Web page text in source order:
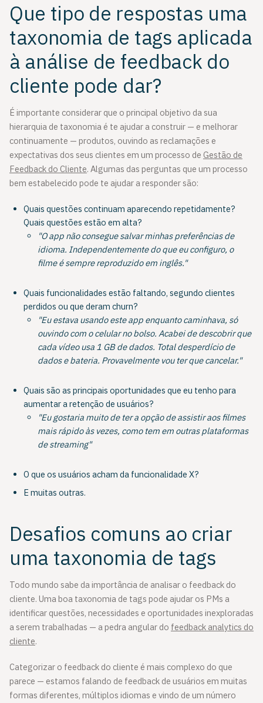
Que tipo de respostas uma
taxonomia de tags aplicada
à análise de feedback do
cliente pode dar?
É importante considerar que o principal objetivo da sua
hierarquia de taxonomia é te ajudar a construir — e melhorar
continuamente — produtos, ouvindo as reclamações e
expectativas dos seus clientes em um processo de Gestão de
Feedback do Cliente. Algumas das perguntas que um processo
bem estabelecido pode te ajudar a responder são:
Quais questões continuam aparecendo repetidamente?
Quais questões estão em alta?
"O app não consegue salvar minhas preferências de
idioma. Independentemente do que eu configuro, o
filme é sempre reproduzido em inglês."
Quais funcionalidades estão faltando, segundo clientes
perdidos ou que deram churn?
"Eu estava usando este app enquanto caminhava, só
ouvindo com o celular no bolso. Acabei de descobrir que
cada vídeo usa 1 GB de dados. Total desperdício de
dados e bateria. Provavelmente vou ter que cancelar."
Quais são as principais oportunidades que eu tenho para
aumentar a retenção de usuários?
"Eu gostaria muito de ter a opção de assistir aos filmes
mais rápido às vezes, como tem em outras plataformas
de streaming"
O que os usuários acham da funcionalidade X?
E muitas outras.
Desafios comuns ao criar
uma taxonomia de tags
Todo mundo sabe da importância de analisar o feedback do
cliente. Uma boa taxonomia de tags pode ajudar os PMs a
identificar questões, necessidades e oportunidades inexploradas
a serem trabalhadas — a pedra angular do feedback analytics do
cliente.
Categorizar o feedback do cliente é mais complexo do que
parece — estamos falando de feedback de usuários em muitas
formas diferentes, múltiplos idiomas e vindo de um número